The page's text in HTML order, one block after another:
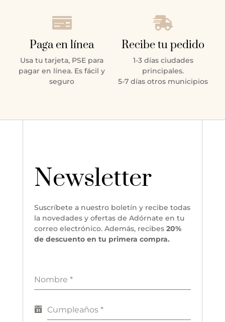

Paga en línea
Usa tu tarjeta, PSE para
pagar en línea. Es fácil y
seguro

Recibe tu pedido
1-3 días ciudades
principales.
5-7 días otros municipios
Newsletter
Suscríbete a nuestro boletín y recibe todas
la novedades y ofertas de Adórnate en tu
correo electrónico. Además, recibes 20%
de descuento en tu primera compra.
Nombre*
Cumpleaños*